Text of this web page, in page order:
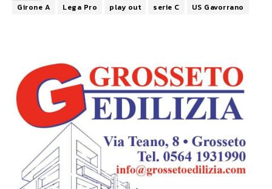
Girone A
Lega Pro play out serie C US Gavorrano